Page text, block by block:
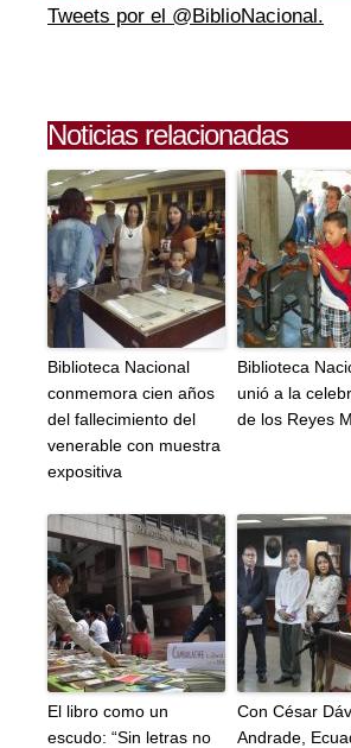
Tweets por el @BiblioNacional.
Noticias relacionadas
Biblioteca Nacional
conmemora cien años
del fallecimiento del
venerable con muestra
expositiva
Biblioteca
unió a la
de los Reyes
El libro como un
escudo: “Sin letras no
Con César
Andrade,